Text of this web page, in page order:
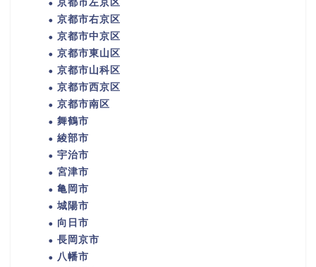
京都市左京区
京都市右京区
京都市中京区
京都市東山区
京都市山科区
京都市西京区
京都市南区
舞鶴市
綾部市
宇治市
宮津市
亀岡市
城陽市
向日市
長岡京市
八幡市